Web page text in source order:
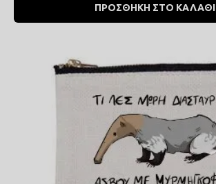
ΠΡΟΣΘΗΚΗ ΣΤΟ ΚΑΛΑΘΙ